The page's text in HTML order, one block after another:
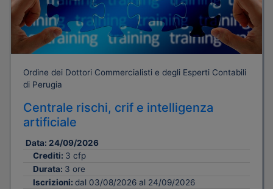
Ordine dei Dottori Commercialisti e degli Esperti Contabili
di Perugia
Centrale rischi, crif e intelligenza
artificiale
Data: 24/09/2026
Crediti: 3 cfp
Durata: 3 ore
Iscrizioni: dal 03/08/2026 al 24/09/2026